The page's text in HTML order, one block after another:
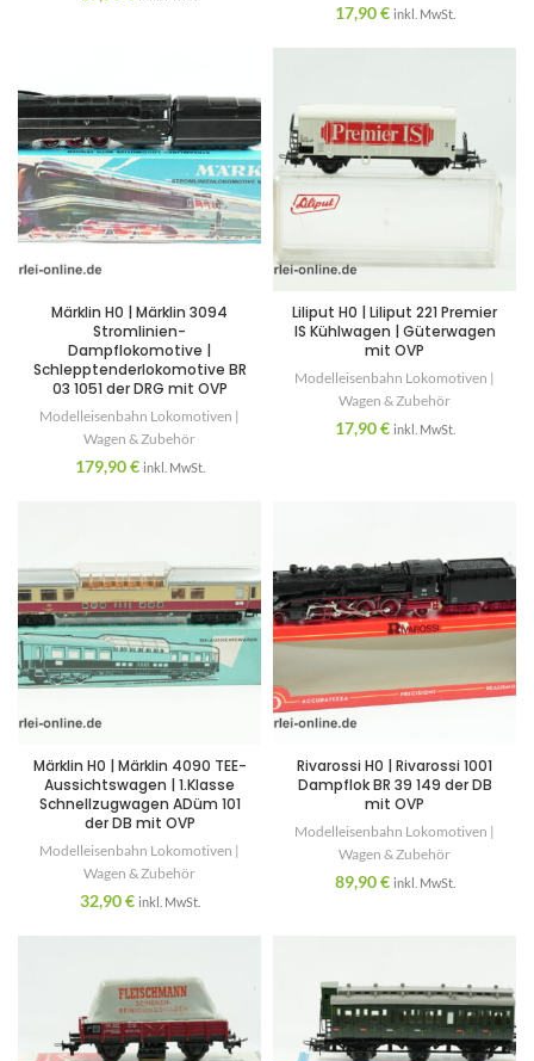
17,90€ inkl. MwSt.
Märklin H0 | Märklin 3094
Stromlinien-
Dampflokomotive |
Schlepptenderlokomotive BR
03 1051 der DRG mit OVP
Modelleisenbahn Lokomotiven |
Wagen & Zubehör
179,90€ inkl. MwSt.
Liliput H0 | Liliput 221 Premier
IS Kühlwagen | Güterwagen
mit OVP
Modelleisenbahn Lokomotiven |
Wagen & Zubehör
17,90€ inkl. MwSt.
Märklin H0 | Märklin 4090 TEE-
Aussichtswagen | 1.Klasse
Schnellzugwagen ADüm 101
der DB mit OVP
Modelleisenbahn Lokomotiven |
Wagen & Zubehör
32,90€ inkl. MwSt.
Rivarossi H0 | Rivarossi 1001
Dampflok BR 39 149 der DB
mit OVP
Modelleisenbahn Lokomotiven |
Wagen & Zubehör
89,90€ inkl. MwSt.